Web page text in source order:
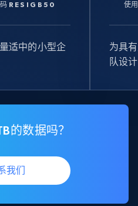
RESIGB50
适中的小型企
使
为具
队设计
的数据吗？
我们